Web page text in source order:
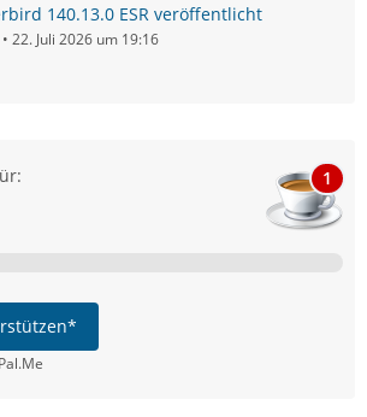
140.13.0 ESR veröffentlicht
22. Juli 2026 um 19:16
1